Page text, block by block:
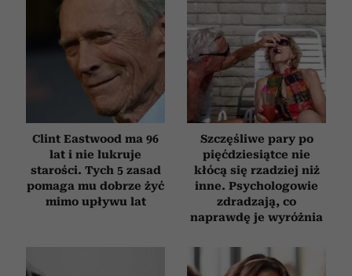
Clint Eastwood ma 96
lat i nie lukruje
starości. Tych 5 zasad
pomaga mu dobrze żyć
mimo upływu lat
Szczęśliwe pary po
pięćdziesiątce nie
kłócą się rzadziej niż
inne. Psychologowie
zdradzają, co
naprawdę je wyróżnia